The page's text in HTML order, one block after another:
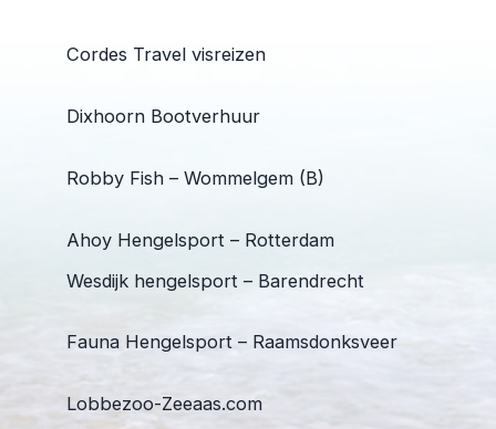
Cordes Travel visreizen
Dixhoorn Bootverhuur
Robby Fish – Wommelgem (B)
Ahoy Hengelsport – Rotterdam
Wesdijk hengelsport – Barendrecht
Fauna Hengelsport – Raamsdonksveer
Lobbezoo-Zeeaas.com